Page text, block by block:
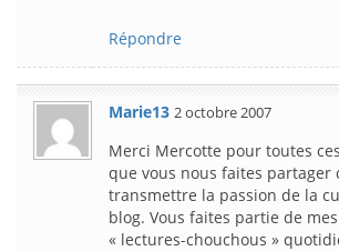
Répondre
Marie13 2 octobre 2007
Merci Mercotte pour toutes
que vous nous faites partager
transmettre la passion de la
blog. Vous faites partie de
« lectures-chouchous »